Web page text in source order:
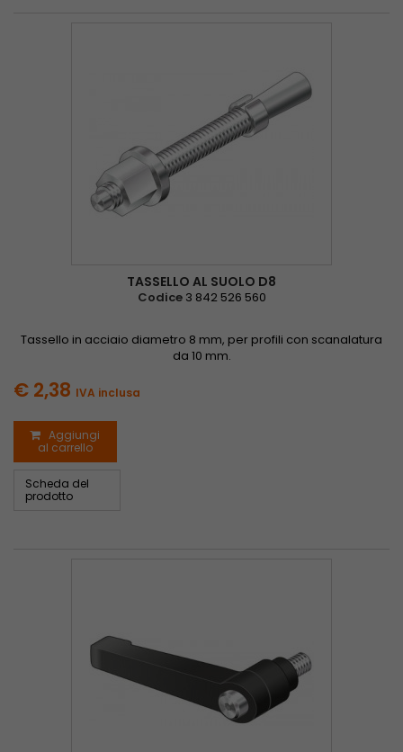
TASSELLO AL SUOLO D8
Codice 3 842 526 560
Tassello in acciaio diametro 8 mm, per profili con scanalatura
da 10 mm.
€ 2,38 IVA inclusa
Aggiungi
al carrello
Scheda del
prodotto